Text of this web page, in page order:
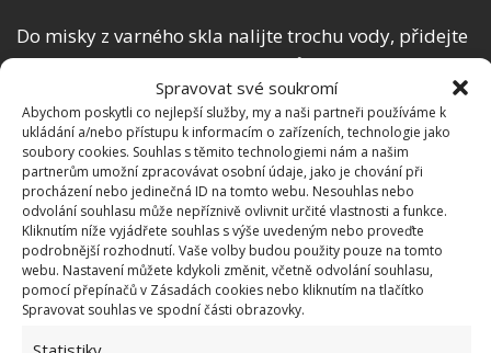
Spravovat své soukromí
Abychom poskytli co nejlepší služby, my a naši partneři používáme k
ukládání a/nebo přístupu k informacím o zařízeních, technologie jako
soubory cookies. Souhlas s těmito technologiemi nám a našim
partnerům umožní zpracovávat osobní údaje, jako je chování při
procházení nebo jedinečná ID na tomto webu. Nesouhlas nebo
odvolání souhlasu může nepříznivě ovlivnit určité vlastnosti a funkce.
Kliknutím níže vyjádřete souhlas s výše uvedeným nebo proveďte
podrobnější rozhodnutí. Vaše volby budou použity pouze na tomto
webu. Nastavení můžete kdykoli změnit, včetně odvolání souhlasu,
pomocí přepínačů v Zásadách cookies nebo kliknutím na tlačítko
Spravovat souhlas ve spodní části obrazovky.
Do misky z varného skla nalijte trochu vody, přidejte
kousky dužiny z čerstvých citronů, zakápněte
citronovou šťávou a vložte vnitřku trouby, kterou jste
předtím rozehřáli aspoň na 100 °C. Nechte tekutinu
vypařovat asi půl hodiny, poté nádobu vyjměte a
uvolněné nečistoty setřete hadříkem.